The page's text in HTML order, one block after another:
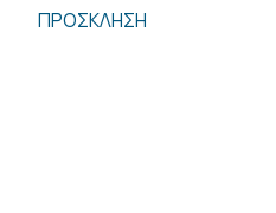
ΠΡΟΣΚΛΗΣΗ